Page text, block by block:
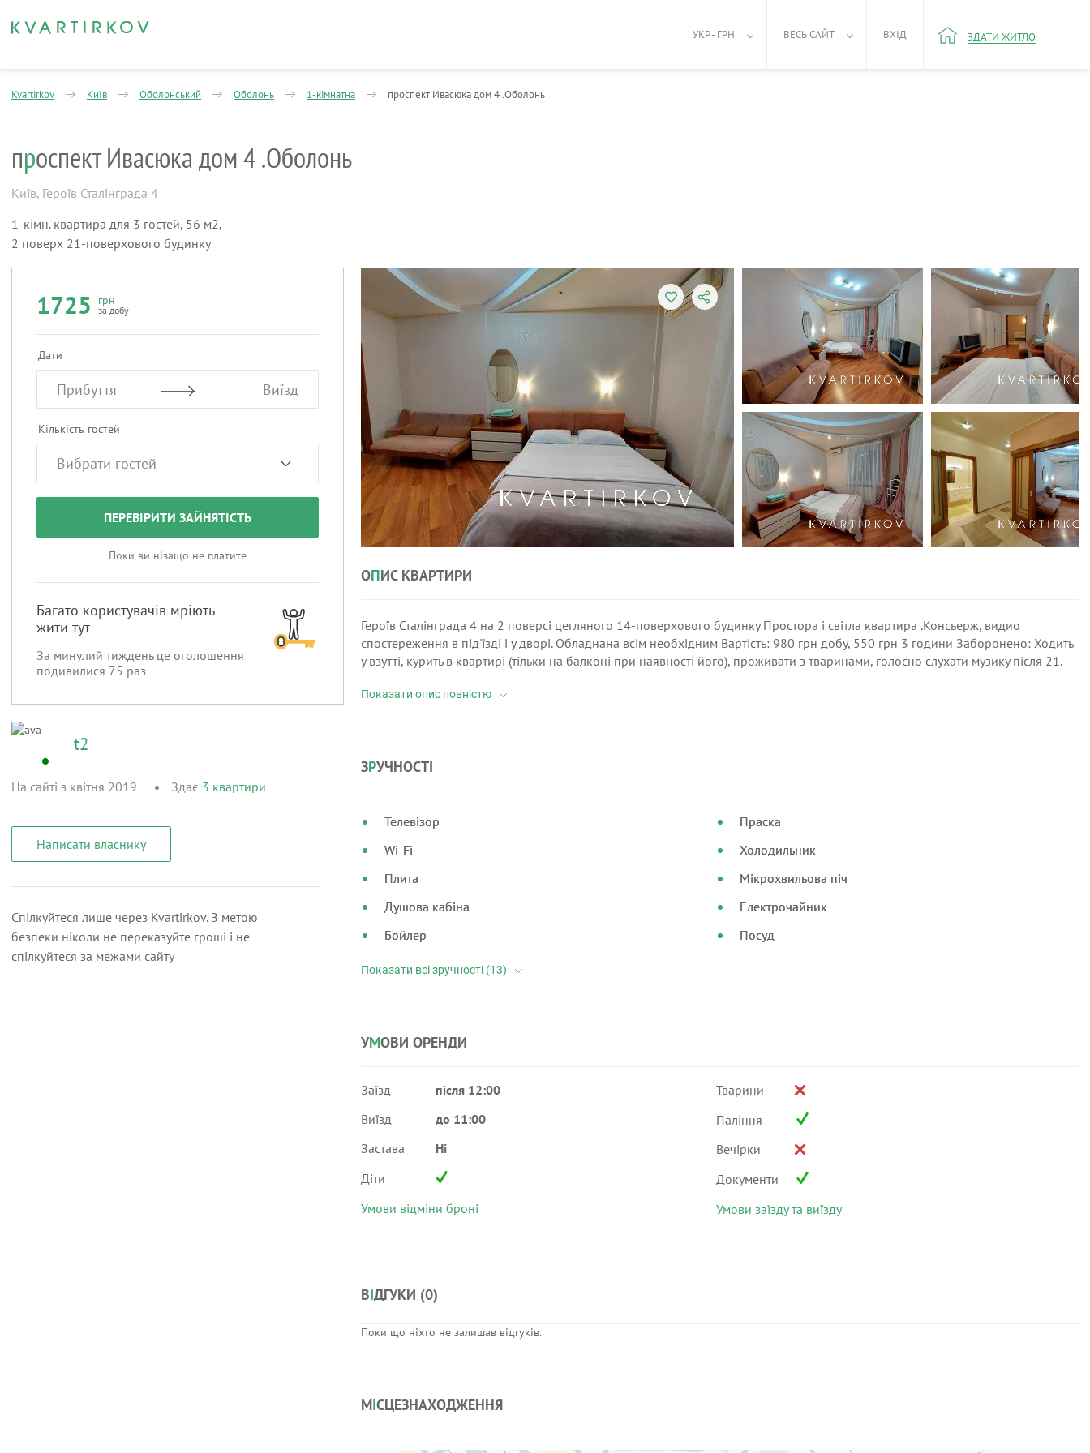
УКР - ГРН ВЕСЬ САЙТ ВХІД ЗДАТИ ЖИТЛО
Kvartirkov Київ Оболонський Оболонь 1-кімнатна проспект Ивасюка дом 4 .Оболонь
проспект Ивасюка дом 4 .Оболонь
Київ, Героїв Сталінграда 4
1-кімн. квартира для 3 гостей, 56 м2,
2 поверх 21-поверхового будинку
1725 грн
за добу
Дати
Прибуття Виїзд
Кількість гостей
ПЕРЕВІРИТИ ЗАЙНЯТІСТЬ
Поки ви нізащо не платите
Багато користувачів мріють
жити тут
За минулий тиждень це оголошення
подивилися 75 раз
t2
На сайті з квітня 2019 Здає 3 квартири
Написати власнику
Спілкуйтеся лише через Kvartirkov. З метою
безпеки ніколи не переказуйте гроші і не
спілкуйтеся за межами сайту
ОПИС КВАРТИРИ
Героїв Сталінграда 4 на 2 поверсі цегляного 14-поверхового будинку Простора і світла квартира .Консьерж, видио
спостереження в під'їзді і у дворі. Обладнана всім необхідним Вартість: 980 грн добу, 550 грн 3 години Заборонено: Ходить
у взутті, курить в квартирі (тільки на балконі при наявності його), проживати з тваринами, голосно слухати музику після 21.
ЗРУЧНОСТІ
Телевізор
Wi-Fi
Плита
Душова кабіна
Бойлер
Праска
Холодильник
Мікрохвильова піч
Електрочайник
Посуд
УМОВИ ОРЕНДИ
Заїзд
після 12:00
Виїзд
до 11:00
Застава
Ні
Діти
Умови відміни броні
Тварини
Паління
Вечірки
Документи
Умови заїзду та виїзду
ВІДГУКИ (0)
Поки що ніхто не залишав відгуків.
МІСЦЕЗНАХОДЖЕННЯ